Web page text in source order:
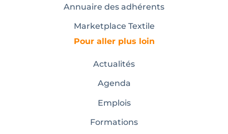
Annuaire des adhérents
Marketplace Textile
Pour aller plus loin
Actualités
Agenda
Emplois
Formations